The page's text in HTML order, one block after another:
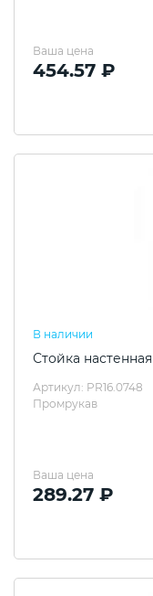
Ваша цена
454.57 ₽
В наличии
Стойка
Артикул: PR16.0748
Промрукав
Ваша цена
289.27 ₽